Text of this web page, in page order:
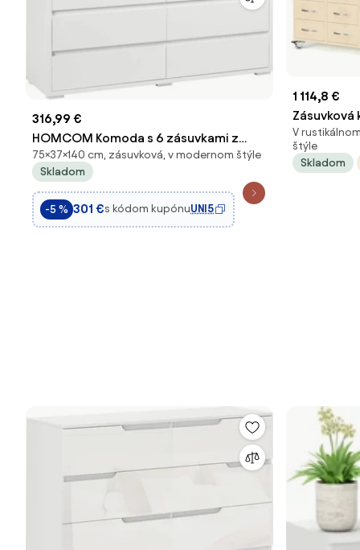
316,99 €
HOMCOM Komoda s 6 zásuvkami z
bieleho drevotrieskového materiálu do
spálne, štúdia a obývacej izby,
140x37x75cm | Aosom
75×37×140 cm, zásuvková, v modernom štýle
Skladom
-5 % 301 €s kódom kupónuUNI5
1 114,8 €
Zásuvková
zásuviek,
V
štýle
Skladom